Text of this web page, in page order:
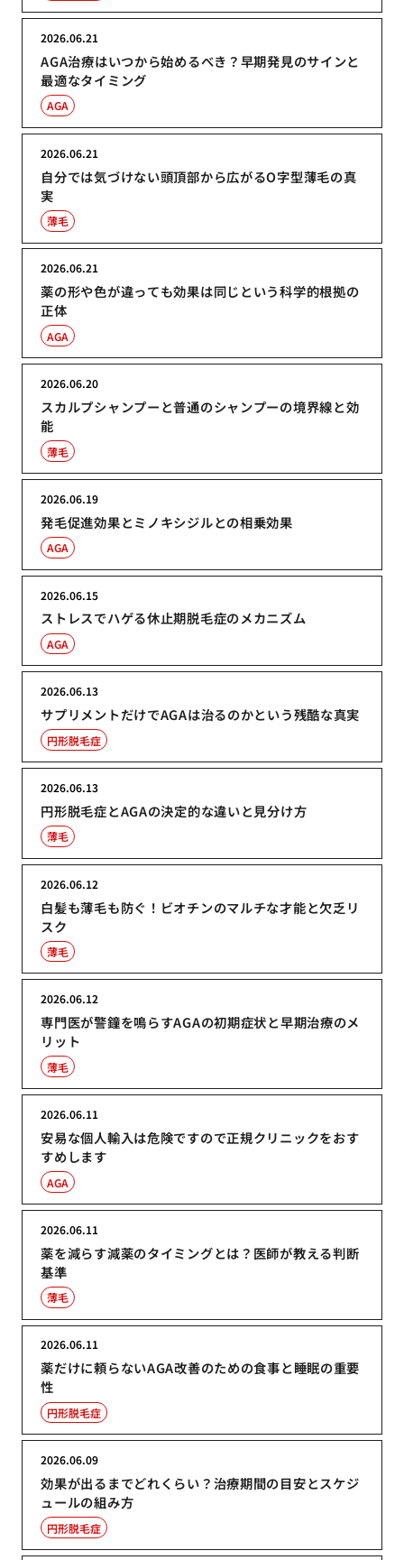
AGA治療はいつから始めるべき？早期発見のサインと
最適なタイミング
2026.06.21
AGA
自分では気づけない頭頂部から広がるO字型薄毛の真
実
2026.06.21
薄毛
薬の形や色が違っても効果は同じという科学的根拠の
正体
2026.06.21
AGA
スカルプシャンプーと普通のシャンプーの境界線と効
能
2026.06.20
薄毛
発毛促進効果とミノキシジルとの相乗効果
2026.06.19
AGA
ストレスでハゲる休止期脱毛症のメカニズム
2026.06.15
AGA
サプリメントだけでAGAは治るのかという残酷な真実
2026.06.13
円形脱毛症
円形脱毛症とAGAの決定的な違いと見分け方
2026.06.13
薄毛
白髪も薄毛も防ぐ！ビオチンのマルチな才能と欠乏リ
スク
2026.06.12
薄毛
専門医が警鐘を鳴らすAGAの初期症状と早期治療のメ
リット
2026.06.12
薄毛
安易な個人輸入は危険ですので正規クリニックをおす
すめします
2026.06.11
AGA
薬を減らす減薬のタイミングとは？医師が教える判断
基準
2026.06.11
薄毛
薬だけに頼らないAGA改善のための食事と睡眠の重要
性
2026.06.11
円形脱毛症
効果が出るまでどれくらい？治療期間の目安とスケジ
ュールの組み方
2026.06.09
円形脱毛症